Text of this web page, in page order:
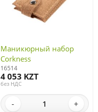
Маникюрный набор
Corkness
16514
4 053 KZT
без НДС
- +